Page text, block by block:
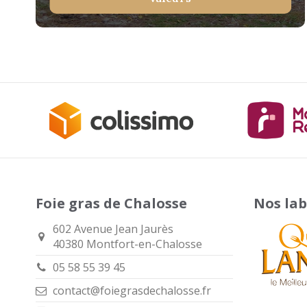
Foie gras de Chalosse
602 Avenue Jean Jaurès
40380 Montfort-en-Chalosse
05 58 55 39 45
contact@foiegrasdechalosse.fr
Nos